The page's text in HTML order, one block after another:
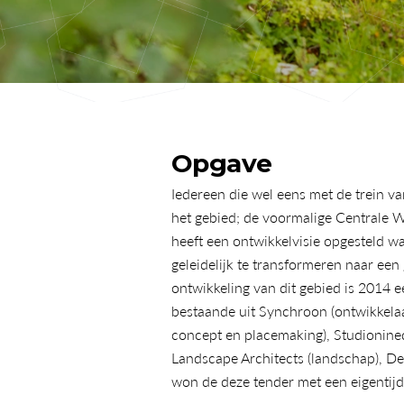
Opgave
Iedereen die wel eens met de trein
het gebied; de voormalige Centrale
heeft een ontwikkelvisie opgesteld
geleidelijk te transformeren naar
ontwikkeling van dit gebied is 2014
bestaande uit Synchroon
concept en placemaking),
Landscape Architects (landschap),
won de deze tender met een